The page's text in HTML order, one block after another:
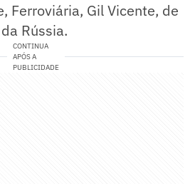
Ferroviária, Gil Vicente, de
Rússia.
CONTINUA
APÓS A
PUBLICIDADE